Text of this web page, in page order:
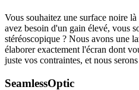
Vous souhaitez une surface noire
avez besoin d'un gain élevé, vous
stéréoscopique ? Nous avons une
élaborer exactement l'écran dont
juste vos contraintes, et nous
SeamlessOptic